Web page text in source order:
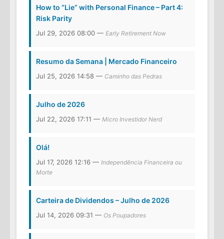
How to “Lie” with Personal Finance – Part 4:
Risk Parity
Jul 29, 2026 08:00 — Early Retirement Now
Resumo da Semana | Mercado Financeiro
Jul 25, 2026 14:58 — Caminho das Pedras
Julho de 2026
Jul 22, 2026 17:11 — Micro Investidor Nerd
Olá!
Jul 17, 2026 12:16 — Independência Financeira ou
Morte
Carteira de Dividendos – Julho de 2026
Jul 14, 2026 09:31 — Os Poupadores